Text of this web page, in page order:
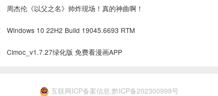
周杰伦《以父之名》帅炸现场！真的神曲啊！
Windows 10 22H2 Build 19045.6693 RTM
Cimoc_v1.7.27绿化版 免费看漫画APP
互联网ICP备案信息:黔ICP备202300999号